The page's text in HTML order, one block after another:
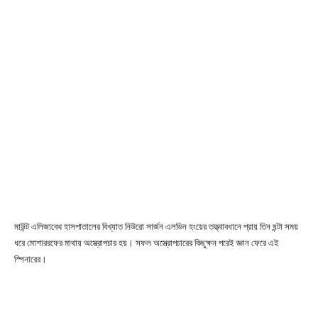
মাউন্ট এলিজাবেথ হাসপাতালের বিখ্যাত নিউরো সার্জন এলভিন হংয়ের তত্ত্বাবধানে প্রায় তিন ঘন্টা সময়
ধরে মোশাররফের মাথায় অস্ত্রোপচার হয়। সফল অস্ত্রোপচারের কিছুক্ষন পরেই জ্ঞান ফেরে এই
স্পিনারের।